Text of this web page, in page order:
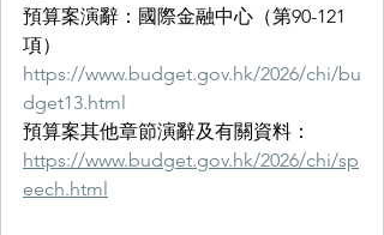
預算案演辭：國際金融中心（第90-121
項）
https://www.budget.gov.hk/2026/chi/bu
dget13.html
預算案其他章節演辭及有關資料：
https://www.budget.gov.hk/2026/chi/sp
eech.html